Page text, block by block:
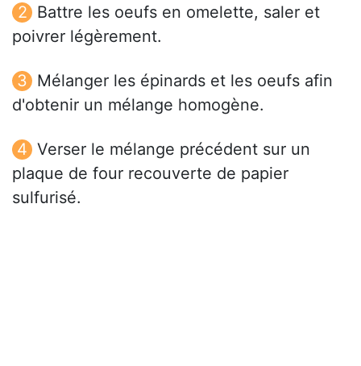
Battre les oeufs en omelette, saler et
poivrer légèrement.
Mélanger les épinards et les oeufs afin
d'obtenir un mélange homogène.
Verser le mélange précédent sur un
plaque de four recouverte de papier
sulfurisé.